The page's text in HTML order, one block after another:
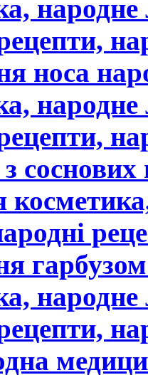
народне
носа
народне
народне